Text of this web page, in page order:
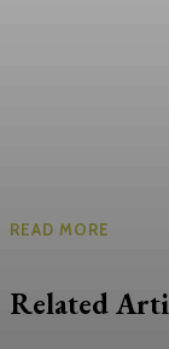
READ MORE
Related